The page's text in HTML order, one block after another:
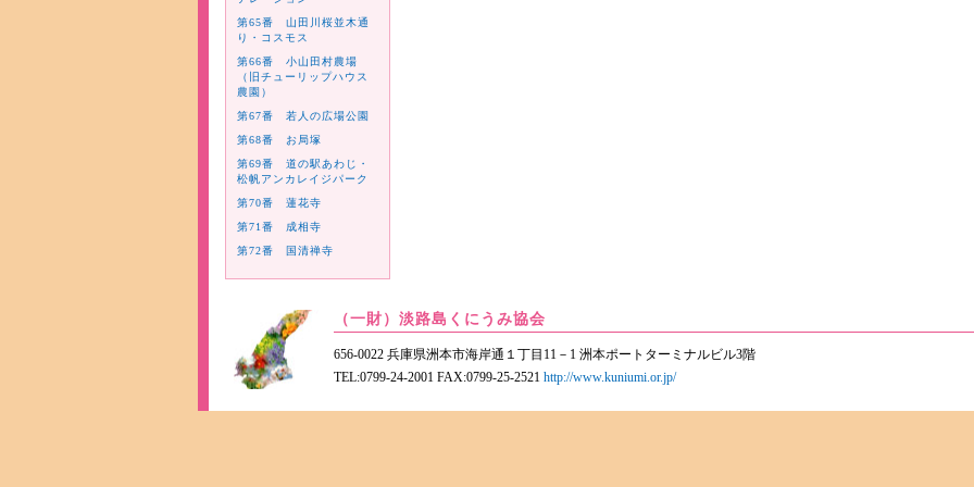
第65番 山田川桜並木通
り・コスモス
第66番 小山田村農場
（旧チューリップハウス
農園）
第67番 若人の広場公園
第68番 お局塚
第69番 道の駅あわじ・
松帆アンカレイジパーク
第70番 蓮花寺
第71番 成相寺
第72番 国清禅寺
（一財）淡路島くにうみ協会
656-0022 兵庫県洲本市海岸通１丁目11－1 洲本ポートターミナルビル3階
TEL:0799-24-2001 FAX:0799-25-2521 http://www.kuniumi.or.jp/